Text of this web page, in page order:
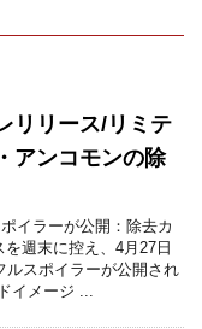
リリース/リミテ
アンコモンの除
イラーが公開：除去カ
週末に控え、4月27日
ルスポイラーが公開され
イメージ ...